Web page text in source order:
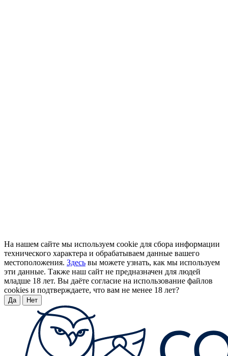
На нашем сайте мы используем cookie для сбора информации
технического характера и обрабатываем данные вашего
местоположения. Здесь вы можете узнать, как мы используем
эти данные. Также наш сайт не предназначен для людей
младше 18 лет. Вы даёте согласие на использование файлов
cookies и подтверждаете, что вам не менее 18 лет?
Да Нет